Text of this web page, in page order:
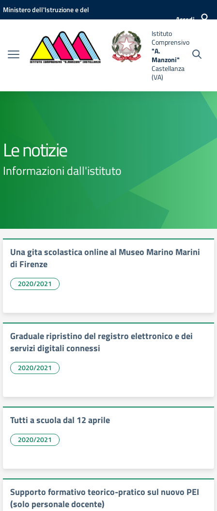
Vai ai contenuti
Vai al menu di navigazione
Vai al footer
Ministero dell'Istruzione e del
Accedi
Istituto
Comprensivo
"A.
Manzoni"
Castellanza
(VA)
Le notizie
Informazioni dall'istituto
Una gita scolastica online al Museo Marino Marini
di Firenze
2020/2021
Graduale ripristino del registro elettronico e dei
servizi digitali connessi
2020/2021
Tutti a scuola dal 12 aprile
2020/2021
Supporto formativo teorico-pratico sul nuovo PEI
(solo personale docente)